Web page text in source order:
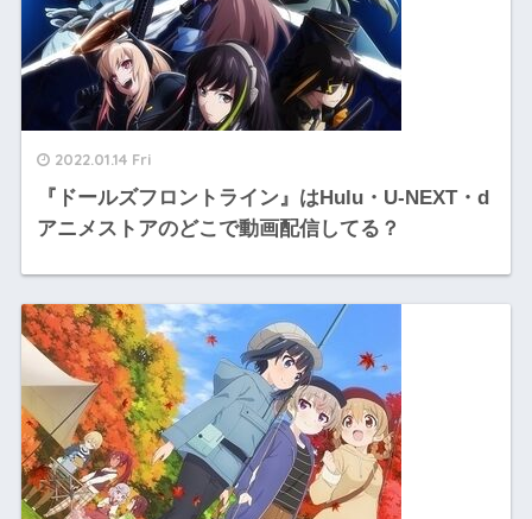
2022.01.14 Fri
『ドールズフロントライン』はHulu・U-NEXT・d
アニメストアのどこで動画配信してる？